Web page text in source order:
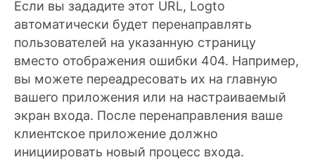
Если вы зададите этот URL, Logto
автоматически будет перенаправлять
пользователей на указанную страницу
вместо отображения ошибки 404. Например,
вы можете переадресовать их на главную
вашего приложения или на настраиваемый
экран входа. После перенаправления ваше
клиентское приложение должно
инициировать новый процесс входа.